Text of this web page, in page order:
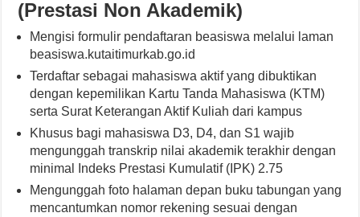
(Prestasi Non Akademik)
Mengisi formulir pendaftaran beasiswa melalui laman
beasiswa.kutaitimurkab.go.id
Terdaftar sebagai mahasiswa aktif yang dibuktikan
dengan kepemilikan Kartu Tanda Mahasiswa (KTM)
serta Surat Keterangan Aktif Kuliah dari kampus
Khusus bagi mahasiswa D3, D4, dan S1 wajib
mengunggah transkrip nilai akademik terakhir dengan
minimal Indeks Prestasi Kumulatif (IPK) 2.75
Mengunggah foto halaman depan buku tabungan yang
mencantumkan nomor rekening sesuai dengan